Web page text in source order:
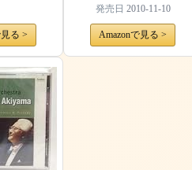
る >
発売日 2010-11-10
Amazonで見る >